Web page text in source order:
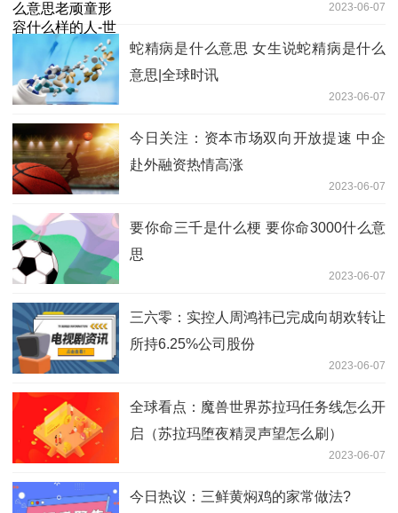
2023-06-07
蛇精病是什么意思 女生说蛇精病是什么
意思|全球时讯
2023-06-07
今日关注：资本市场双向开放提速 中企
赴外融资热情高涨
2023-06-07
要你命三千是什么梗 要你命3000什么意
思
2023-06-07
三六零：实控人周鸿祎已完成向胡欢转让
所持6.25%公司股份
2023-06-07
全球看点：魔兽世界苏拉玛任务线怎么开
启（苏拉玛堕夜精灵声望怎么刷）
2023-06-07
今日热议：三鲜黄焖鸡的家常做法?